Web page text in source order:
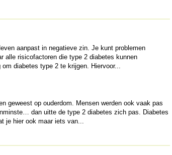
aanpast in negatieve zin. Je kunt problemen
alle risicofactoren die type 2 diabetes kunnen
diabetes type 2 te krijgen. Hiervoor...
geweest op ouderdom. Mensen werden ook vaak pas
dan uitte de type 2 diabetes zich pas. Diabetes
je hier ook maar iets van...